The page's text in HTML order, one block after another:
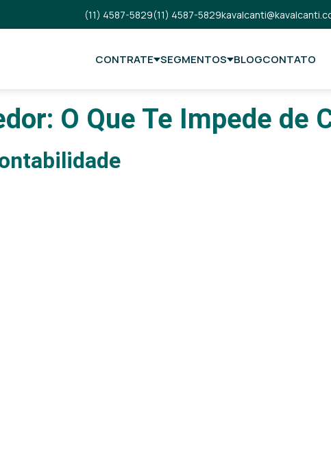
(11) 4587-5829(11) 4587-5829
CONTRATE SEGMENTOS BLOGCONTATO
O Que Te Impede de